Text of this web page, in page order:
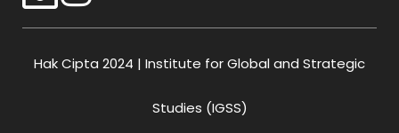
Hak Cipta 2024 | Institute for Global and Strategic
Studies (IGSS)